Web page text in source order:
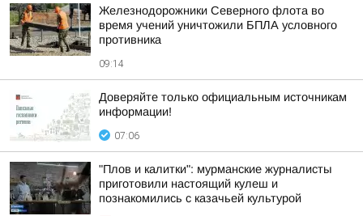
Железнодорожники Северного флота во
время учений уничтожили БПЛА условного
противника
09:14
Доверяйте только официальным источникам
информации!
07:06
"Плов и калитки": мурманские журналисты
приготовили настоящий кулеш и
познакомились с казачьей культурой